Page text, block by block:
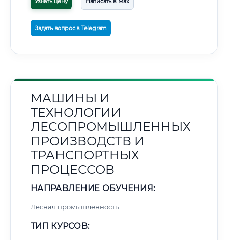
Задать вопрос в Telegram
МАШИНЫ И
ТЕХНОЛОГИИ
ЛЕСОПРОМЫШЛЕННЫХ
ПРОИЗВОДСТВ И
ТРАНСПОРТНЫХ
ПРОЦЕССОВ
НАПРАВЛЕНИЕ ОБУЧЕНИЯ:
Лесная промышленность
ТИП КУРСОВ: